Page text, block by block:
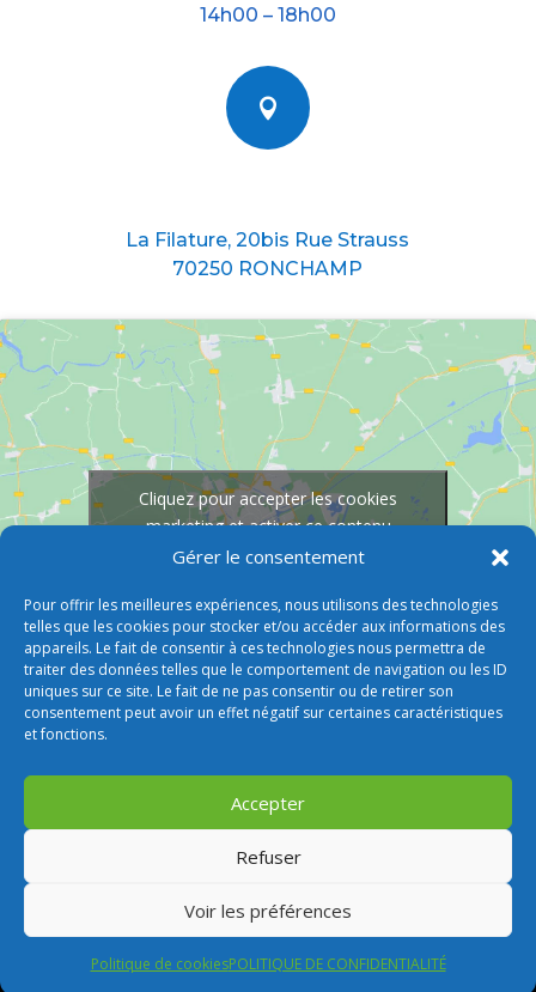
Gérer le consentement
Pour offrir les meilleures expériences, nous utilisons des technologies
telles que les cookies pour stocker et/ou accéder aux informations des
appareils. Le fait de consentir à ces technologies nous permettra de
traiter des données telles que le comportement de navigation ou les ID
uniques sur ce site. Le fait de ne pas consentir ou de retirer son
consentement peut avoir un effet négatif sur certaines caractéristiques
et fonctions.
Accepter
Refuser
Voir les préférences
Politique de cookiesPOLITIQUE DE CONFIDENTIALITÉ
14h00 – 18h00

La Filature, 20bis Rue Strauss
70250 RONCHAMP
Cliquez pour accepter les cookies
marketing et activer ce contenu
© 2026 M Development–Mentions légales
Tous droits réservés –Blogs